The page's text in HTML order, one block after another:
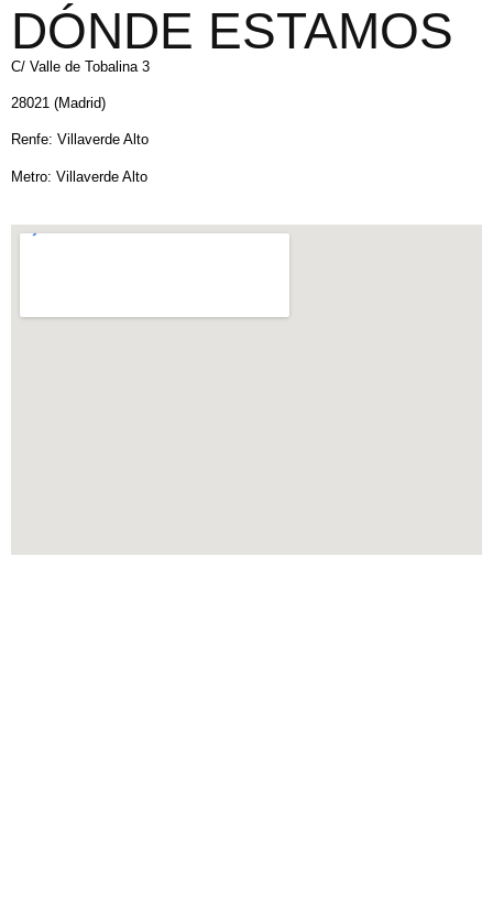
DÓNDE ESTAMOS
C/ Valle de Tobalina 3
28021 (Madrid)
Renfe: Villaverde Alto
Metro: Villaverde Alto